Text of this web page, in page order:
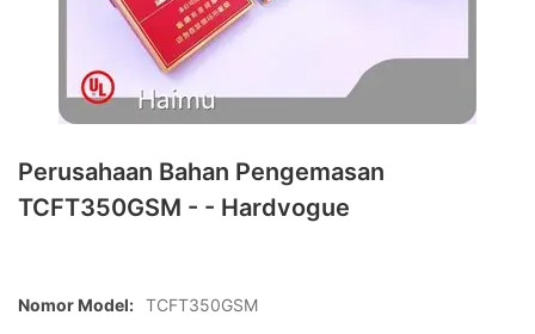
Perusahaan Bahan Pengemasan
TCFT350GSM - - Hardvogue
Nomor Model: TCFT350GSM